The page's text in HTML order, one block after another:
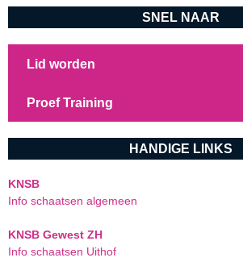
SNEL NAAR
Lid worden
Proef Training
HANDIGE LINKS
KNSB
Info schaatsen algemeen
KNSB Gewest ZH
Info schaatsen Uithof